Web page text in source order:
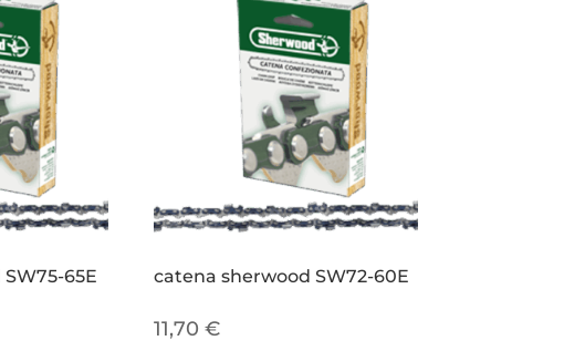
65E catena sherwood SW72-60E
11,70 €